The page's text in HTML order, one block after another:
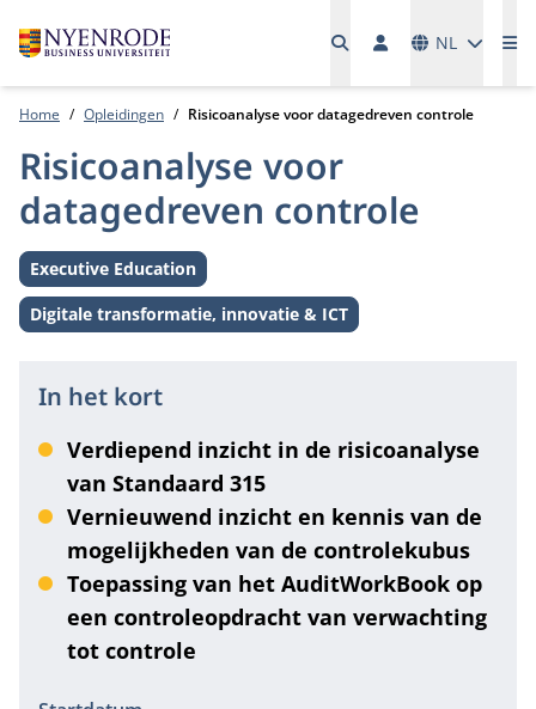
NL
Home Opleidingen Risicoanalyse voor datagedreven controle
Risicoanalyse voor
datagedreven controle
Level:
Executive Education
Thema:
Digitale transformatie, innovatie & ICT
In het kort
Verdiepend inzicht in de risicoanalyse
van Standaard 315
Vernieuwend inzicht en kennis van de
mogelijkheden van de controlekubus
Toepassing van het AuditWorkBook op
een controleopdracht van verwachting
tot controle
Informatie